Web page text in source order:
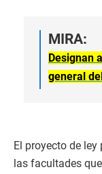
MIRA:
Designan
general
El proyecto de
las facultades